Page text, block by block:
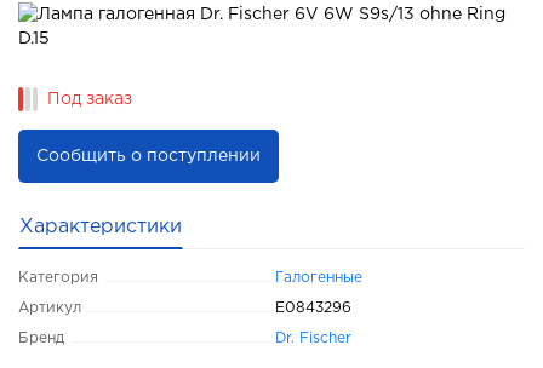
Под заказ
Сообщить о поступлении
Характеристики
Категория Галогенные
Артикул E0843296
Бренд Dr. Fischer